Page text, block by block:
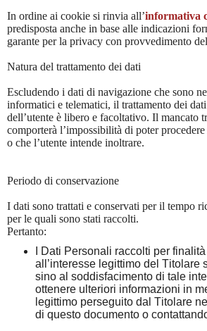
In ordine ai cookie si rinvia all’informativa
predisposta anche in base alle indicazioni
garante per la privacy con provvedimento
Natura del trattamento dei dati
Escludendo i dati di navigazione che sono
informatici e telematici, il trattamento dei
dell’utente è libero e facoltativo. Il mancato
comporterà l’impossibilità di poter
o che l’utente intende inoltrare.
Periodo di conservazione
I dati sono trattati e conservati per il tempo
per le quali sono stati raccolti.
Pertanto:
I Dati Personali raccolti per
all’interesse legittimo del Titolare
sino al soddisfacimento di tale
ottenere ulteriori informazioni in
legittimo perseguito dal Titolare
di questo documento o